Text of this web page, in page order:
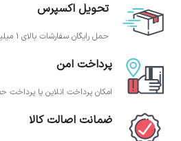
تحویل اکسپرس
حمل رایگان سفارشات بالای 1 میلیون تومان
پرداخت امن
امکان پرداخت انلاین یا
ضمانت اصالت کالا